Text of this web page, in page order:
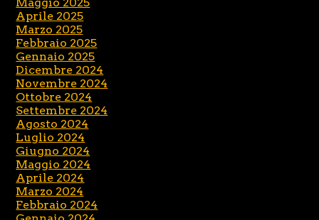
Aprile 2025
Marzo 2025
Febbraio 2025
Gennaio 2025
Dicembre 2024
Novembre 2024
Ottobre 2024
Settembre 2024
Agosto 2024
Luglio 2024
Giugno 2024
Maggio 2024
Aprile 2024
Marzo 2024
Febbraio 2024